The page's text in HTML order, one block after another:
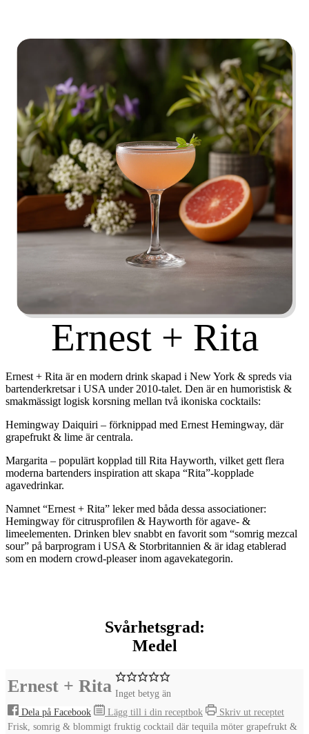
Ernest + Rita
Ernest + Rita är en modern drink skapad i New York & spreds via
bartenderkretsar i USA under 2010-talet. Den är en humoristisk &
smakmässigt logisk korsning mellan två ikoniska cocktails:
Hemingway Daiquiri – förknippad med Ernest Hemingway, där
grapefrukt & lime är centrala.
Margarita – populärt kopplad till Rita Hayworth, vilket gett flera
moderna bartenders inspiration att skapa “Rita”-kopplade
agavedrinkar.
Namnet “Ernest + Rita” leker med båda dessa associationer:
Hemingway för citrusprofilen & Hayworth för agave- &
limeelementen. Drinken blev snabbt en favorit som “somrig mezcal
sour” på barprogram i USA & Storbritannien & är idag etablerad
som en modern crowd-pleaser inom agavekategorin.
Svårhetsgrad:
Medel
Ernest + Rita Inget betyg än
Dela på Facebook
Lägg till i din receptbok
Skriv ut receptet
Frisk, somrig & blommigt fruktig cocktail där tequila möter grapefrukt &